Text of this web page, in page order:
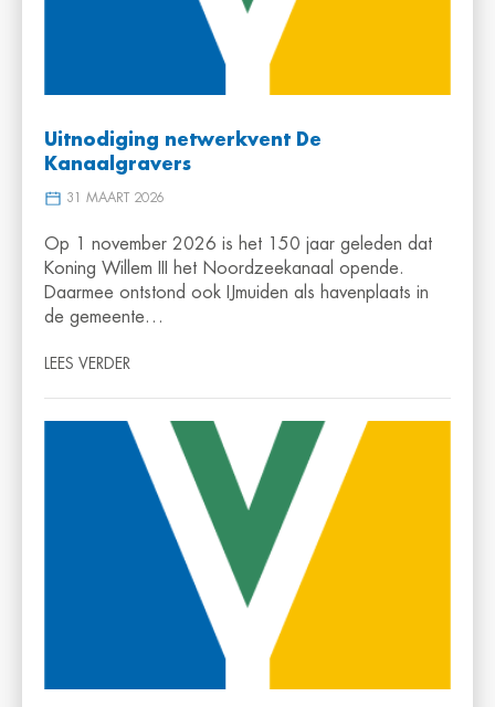
Uitnodiging netwerkvent De
Kanaalgravers
31 MAART 2026
Op 1 november 2026 is het 150 jaar geleden dat
Koning Willem III het Noordzeekanaal opende.
Daarmee ontstond ook IJmuiden als havenplaats in
de gemeente…
LEES VERDER